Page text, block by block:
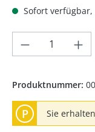
Sofort verfügbar,
Produkt
Produktnummer:
P Sie